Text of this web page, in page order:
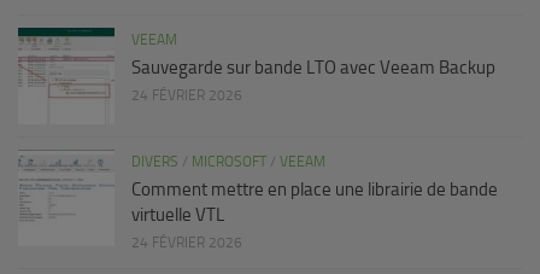
VEEAM
Sauvegarde sur bande LTO avec Veeam Backup
24 FÉVRIER 2026
DIVERS / MICROSOFT / VEEAM
Comment mettre en place une librairie de bande
virtuelle VTL
24 FÉVRIER 2026